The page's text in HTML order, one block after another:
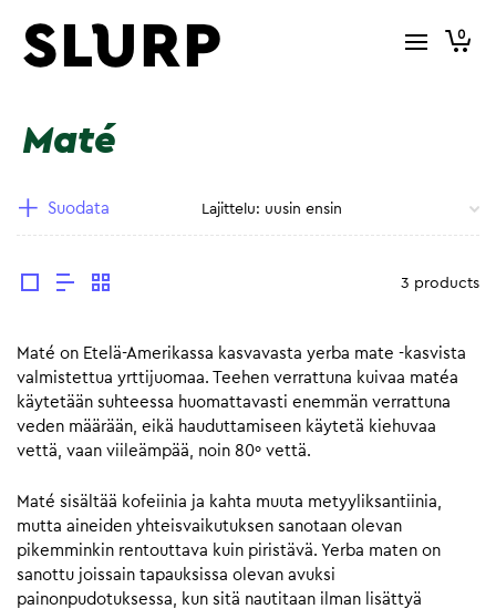
0
Maté
Suodata
3 products
Maté on Etelä-Amerikassa kasvavasta yerba mate -kasvista
valmistettua yrttijuomaa. Teehen verrattuna kuivaa matéa
käytetään suhteessa huomattavasti enemmän verrattuna
veden määrään, eikä hauduttamiseen käytetä kiehuvaa
vettä, vaan viileämpää, noin 80º vettä.
Maté sisältää kofeiinia ja kahta muuta metyyliksantiinia,
mutta aineiden yhteisvaikutuksen sanotaan olevan
pikemminkin rentouttava kuin piristävä. Yerba maten on
sanottu joissain tapauksissa olevan avuksi
painonpudotuksessa, kun sitä nautitaan ilman lisättyä